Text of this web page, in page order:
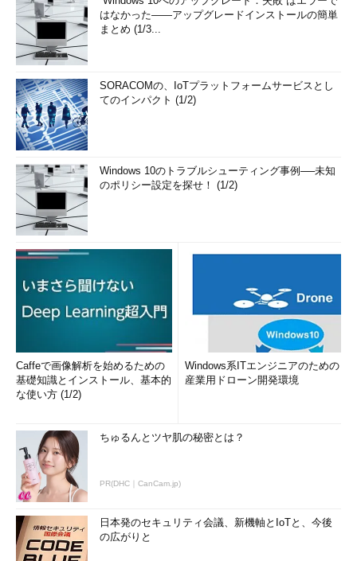
はなかった――アップグレードインストールの簡単
まとめ (1/3...
SORACOMの、IoTプラットフォームサービスとし
てのインパクト (1/2)
Windows 10のトラブルシューティング事例──未知
のポリシー設定を探せ！ (1/2)
Caffeで画像解析を始めるための
基礎知識とインストール、基本的
な使い方 (1/2)
Windows系ITエンジニアのための
産業用ドローン開発環境
ちゅるんとツヤ肌の秘密とは？
PR(DHC｜CanCam.jp)
日本発のセキュリティ会議、新機軸とIoTと、今後
の広がりと